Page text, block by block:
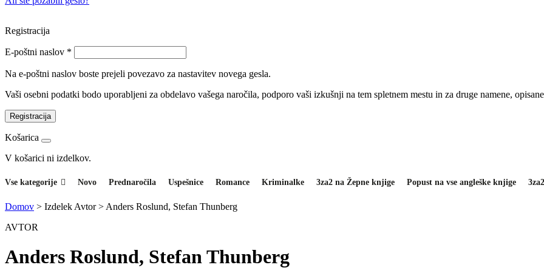
Registracija
E-poštni naslov *
Na e-poštni naslov boste prejeli povezavo za nastavitev novega gesla.
Vaši osebni podatki bodo uporabljeni za obdelavo vašega naročila, podporo vaši izkušnji na tem spletnem mestu in za druge namene,
Registracija
Košarica
V košarici ni izdelkov.
Vse kategorije Novo Prednaročila Uspešnice Romance Kriminalke 3za2 na Žepne knjige Popust na vse angleške knjige
Domov > Izdelek Avtor> Anders Roslund, Stefan Thunberg
AVTOR
Anders Roslund, Stefan Thunberg